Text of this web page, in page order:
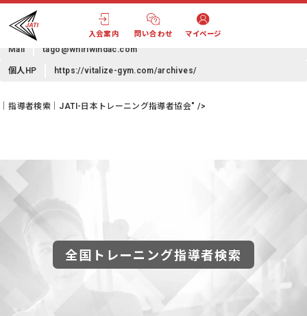
田子 政昌(タゴ マサアキ)
電話 070-6672-3630
Mail tago@whirlwindac.com
個人HP https://vitalize-gym.com/archives/
｜指導者検索｜JATI-日本トレーニング指導者協会" />
入会案内 問い合わせ マイページ
全国トレーニング指導者検索